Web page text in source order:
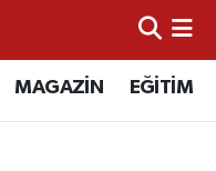
MAGAZİN EĞİTİM